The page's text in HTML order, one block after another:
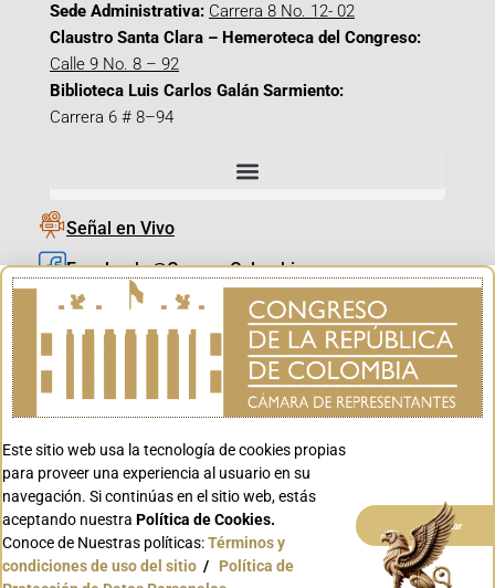
Sede Administrativa: Carrera 8 No. 12- 02
Claustro Santa Clara – Hemeroteca del Congreso:
Calle 9 No. 8 – 92
Biblioteca Luis Carlos Galán Sarmiento:
Carrera 6 # 8–94
Señal en Vivo
Facebook_@CamaraColombia
Instagram_@CamaraColombia
X_@CamaraColombia
Youtube_@CamaraColombia
Youtube_@CanalCongreso
Conoce GOV.CO
Este sitio web usa la tecnología de cookies propias
para proveer una experiencia al usuario en su
navegación. Si continúas en el sitio web, estás
aceptando nuestra Política de Cookies.
Conoce de Nuestras políticas:Términos y
condiciones de uso del sitio / Política de
Aceptar